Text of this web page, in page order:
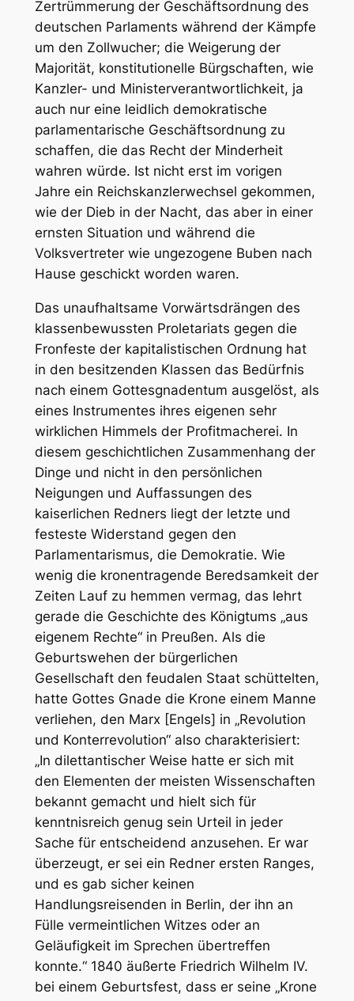
Zertrümmerung der Geschäftsordnung des
deutschen Parlaments während der Kämpfe
um den Zollwucher; die Weigerung der
Majorität, konstitutionelle Bürgschaften, wie
Kanzler- und Ministerverantwortlichkeit, ja
auch nur eine leidlich demokratische
parlamentarische Geschäftsordnung zu
schaffen, die das Recht der Minderheit
wahren würde. Ist nicht erst im vorigen
Jahre ein Reichskanzlerwechsel gekommen,
wie der Dieb in der Nacht, das aber in einer
ernsten Situation und während die
Volksvertreter wie ungezogene Buben nach
Hause geschickt worden waren.
Das unaufhaltsame Vorwärtsdrängen des
klassenbewussten Proletariats gegen die
Fronfeste der kapitalistischen Ordnung hat
in den besitzenden Klassen das Bedürfnis
nach einem Gottesgnadentum ausgelöst, als
eines Instrumentes ihres eigenen sehr
wirklichen Himmels der Profitmacherei. In
diesem geschichtlichen Zusammenhang der
Dinge und nicht in den persönlichen
Neigungen und Auffassungen des
kaiserlichen Redners liegt der letzte und
festeste Widerstand gegen den
Parlamentarismus, die Demokratie. Wie
wenig die kronentragende Beredsamkeit der
Zeiten Lauf zu hemmen vermag, das lehrt
gerade die Geschichte des Königtums „aus
eigenem Rechte“ in Preußen. Als die
Geburtswehen der bürgerlichen
Gesellschaft den feudalen Staat schüttelten,
hatte Gottes Gnade die Krone einem Manne
verliehen, den Marx [Engels] in „Revolution
und Konterrevolution“ also charakterisiert:
„In dilettantischer Weise hatte er sich mit
den Elementen der meisten Wissenschaften
bekannt gemacht und hielt sich für
kenntnisreich genug sein Urteil in jeder
Sache für entscheidend anzusehen. Er war
überzeugt, er sei ein Redner ersten Ranges,
und es gab sicher keinen
Handlungsreisenden in Berlin, der ihn an
Fülle vermeintlichen Witzes oder an
Geläufigkeit im Sprechen übertreffen
konnte.“ 1840 äußerte Friedrich Wilhelm IV.
bei einem Geburtsfest, dass er seine „Krone